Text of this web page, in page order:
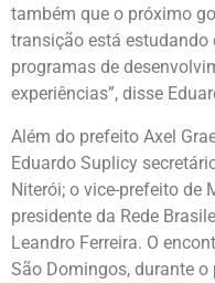
também que o próximo
transição está
programas de
experiências”, disse
Além do prefeito Axel
Eduardo Suplicy
Niterói; o vice-prefeito de
presidente da Rede
Leandro Ferreira. O
São Domingos, durante